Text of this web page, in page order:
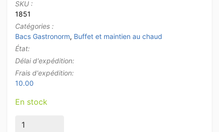
SKU :
1851
Catégories :
Bacs Gastronorm, Buffet et maintien au chaud
État:
Délai d'expédition:
Frais d'expédition:
10.00
En stock
quantité de Bac Gastronorm perforé en acier